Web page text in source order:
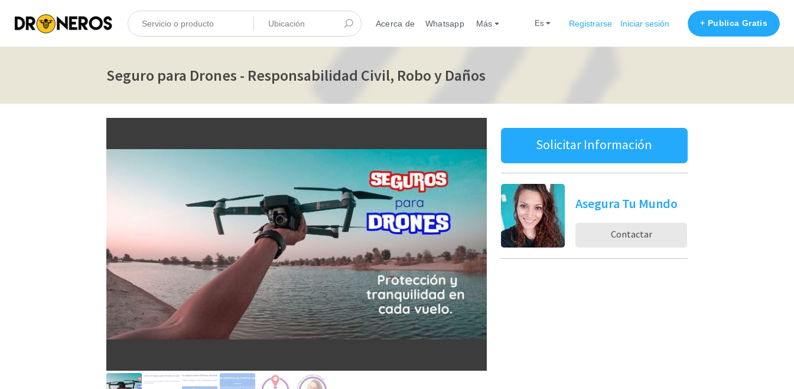
Acerca de Whatsapp Más es Registrarse Iniciar sesión + Publica Gratis
Seguro para Drones - Responsabilidad Civil, Robo y Daños
Solicitar Información
Asegura Tu Mundo
Contactar